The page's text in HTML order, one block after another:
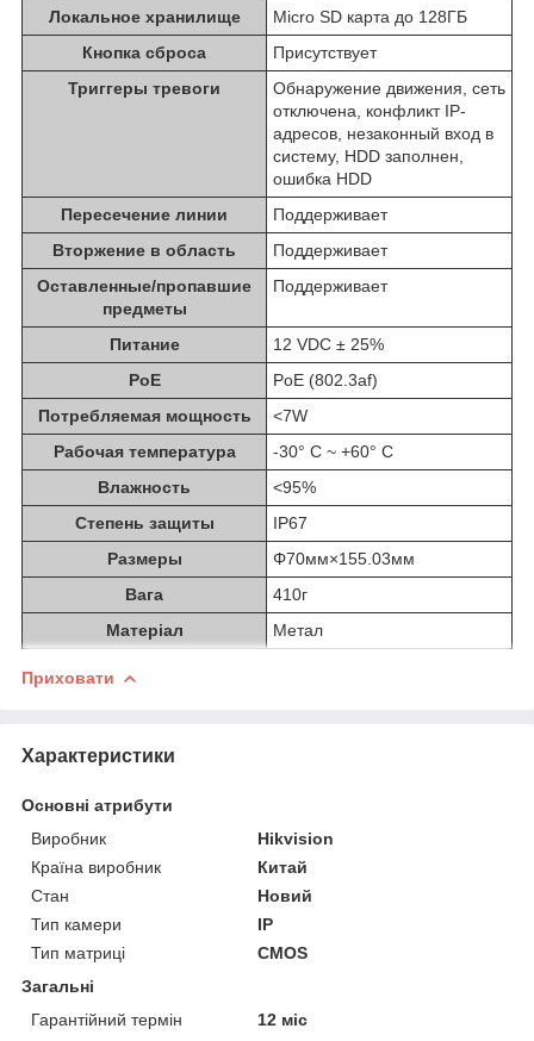
Локальное хранилище
Micro SD карта до 128ГБ
Кнопка сброса
Присутствует
Триггеры тревоги
Обнаружение движения, сеть
отключена, конфликт IP-
адресов, незаконный вход в
систему, HDD заполнен,
ошибка HDD
Пересечение линии
Поддерживает
Вторжение в область
Поддерживает
Оставленные/пропавшие
предметы
Поддерживает
Питание
12 VDC ± 25%
PoE
PoE (802.3af)
Потребляемая мощность
<7W
Рабочая температура
-30° C ~ +60° C
Влажность
<95%
Степень защиты
IP67
Размеры
Φ70мм×155.03мм
Вага
410г
Матеріал
Метал
Приховати
Характеристики
Основні атрибути
Виробник
Hikvision
Країна виробник
Китай
Стан
Новий
Тип камери
IP
Тип матриці
CMOS
Загальні
Гарантійний термін
12 міс